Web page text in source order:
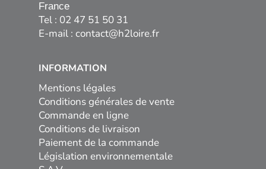
France
Tel : 02 47 51 50 31
E-mail : contact@h2loire.fr
INFORMATION
Mentions légales
Conditions générales de vente
Commande en ligne
Conditions de livraison
Paiement de la commande
Législation environnementale